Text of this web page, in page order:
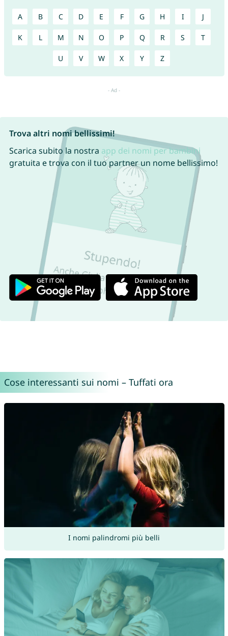
A B C D E F G H I J
K L M N O P Q R S T
U V W X Y Z
Trova altri nomi bellissimi!
Scarica subito la nostra app dei nomi per bambini
gratuita e trova con il tuo partner un nome bellissimo!
Cose interessanti sui nomi – Tuffati ora
I nomi palindromi più belli